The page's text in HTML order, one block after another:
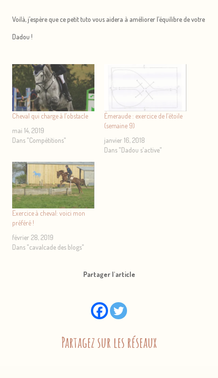
Voilà, j’espère que ce petit tuto vous aidera à améliorer l’équilibre de votre
Dadou !
Cheval qui charge à l’obstacle
mai 14, 2019
Dans "Compétitions"
Émeraude : exercice de l’étoile
(semaine 9)
janvier 16, 2018
Dans "Dadou s'active"
Exercice à cheval: voici mon
préféré !
février 28, 2019
Dans "cavalcade des blogs"
Partager l'article
Partagez sur les réseaux